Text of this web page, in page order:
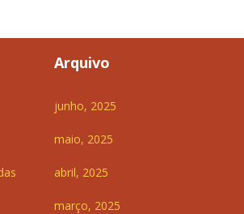
Arquivo
junho, 2025
maio, 2025
abril, 2025
março, 2025